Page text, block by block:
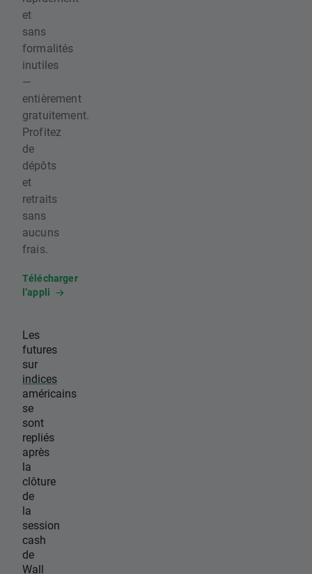
et
sans
formalités
inutiles
—
entièrement
gratuitement.
Profitez
de
dépôts
et
retraits
sans
aucuns
frais.
Télécharger
l’appli
Les
futures
sur
indices
américains
se
sont
repliés
après
la
clôture
de
la
session
cash
de
Wall